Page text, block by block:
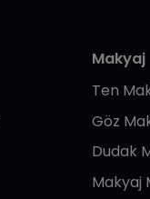
Makyaj
Ten
Göz
Dudak
Makyaj